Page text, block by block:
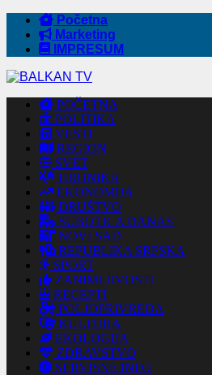
Početna
Marketing
IMPRESUM
POČETNA
POLITIKA
VESTI
REGION
SVET
HRONIKA
EKONOMIJA
DRUŠTVO
SUBOTICA DANAS
NOVI SAD
REPUBLIKA SRPSKA
SPORT
ZANIMLJIVOSTI
RECEPTI
POLJOPRIVREDA
KULTURA
EKOLOGIJA
ZDRAVSTVO
SERVISNE INFO